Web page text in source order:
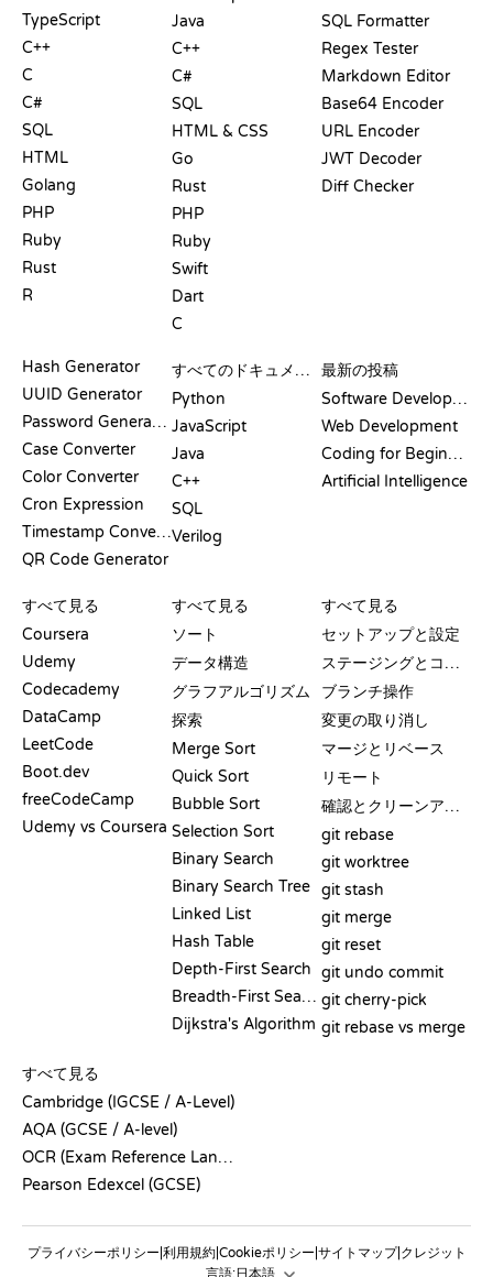
TypeScript
C++
C
C#
SQL
HTML
Golang
PHP
Ruby
Rust
R
Java
C++
C#
SQL
HTML & CSS
Go
Rust
PHP
Ruby
Swift
Dart
C
SQL Formatter
Regex Tester
Markdown Editor
Base64 Encoder
URL Encoder
JWT Decoder
Diff Checker
Hash Generator
UUID Generator
Password Generator
Case Converter
Color Converter
Cron Expression
Timestamp Converter
QR Code Generator
すべてのドキュメント
Python
JavaScript
Java
C++
SQL
Verilog
最新の投稿
Software Development
Web Development
Coding for Beginners
Artificial Intelligence
すべて見る
Coursera
Udemy
Codecademy
DataCamp
LeetCode
Boot.dev
freeCodeCamp
Udemy vs Coursera
すべて見る
ソート
データ構造
グラフアルゴリズム
探索
Merge Sort
Quick Sort
Bubble Sort
Selection Sort
Binary Search
Binary Search Tree
Linked List
Hash Table
Depth-First Search
Breadth-First Search
Dijkstra's Algorithm
すべて見る
セットアップと設定
ステージングとコミット
ブランチ操作
変更の取り消し
マージとリベース
リモート
確認とクリーンアップ
git rebase
git worktree
git stash
git merge
git reset
git undo commit
git cherry-pick
git rebase vs merge
すべて見る
Cambridge (IGCSE / A-Level)
AQA (GCSE / A-level)
OCR (Exam Reference Language)
Pearson Edexcel (GCSE)
プライバシーポリシー 利用規約| Cookieポリシー サイトマップ| クレジット
言語: